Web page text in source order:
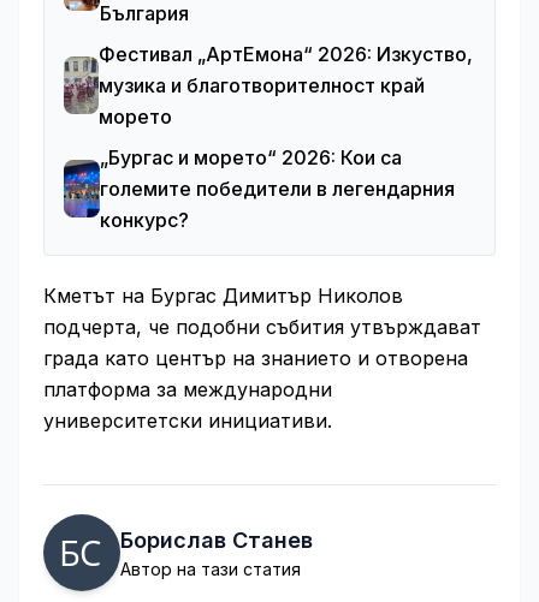
България
Фестивал „АртЕмона“ 2026: Изкуство,
музика и благотворителност край
морето
„Бургас и морето“ 2026: Кои са
големите победители в легендарния
конкурс?
Кметът на Бургас Димитър Николов
подчерта, че подобни събития утвърждават
града като център на знанието и отворена
платформа за международни
университетски инициативи.
Борислав Станев
Автор на тази статия